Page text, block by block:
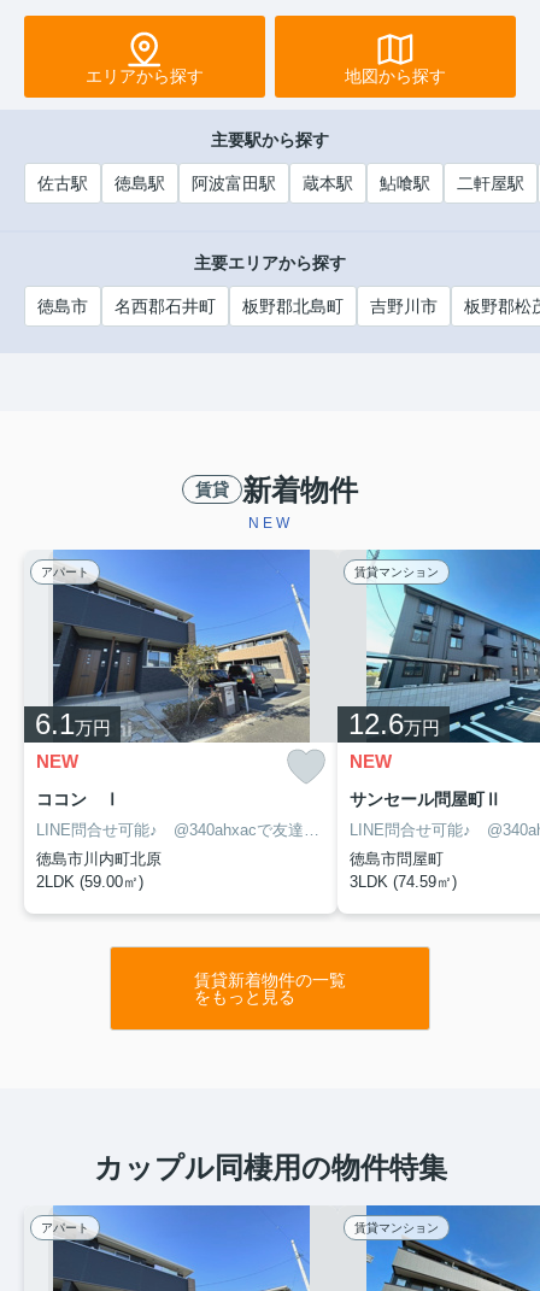
エリアから探す 地図から探す
主要駅から探す
佐古駅 徳島駅 阿波富田駅 蔵本駅 鮎喰駅 二軒屋駅
主要エリアから探す
徳島市 名西郡石井町 板野郡北島町 吉野川市 板野郡松
賃貸 新着物件
NEW
アパート
6.1万円
NEW
ココン Ⅰ
LINE問合せ可能♪ @340ahxacで友達検索して下さい
徳島市川内町北原
2LDK (59.00㎡)
賃貸マンション
12.6万円
NEW
サンセール問屋町Ⅱ
徳島市問屋町
3LDK (74.59㎡)
賃貸新着物件の一覧
をもっと見る
カップル同棲用の物件特集
アパート 賃貸マンション